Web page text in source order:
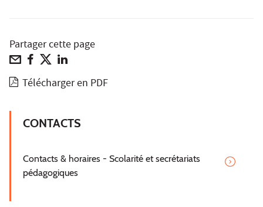
Partager cette page
Télécharger en PDF
CONTACTS
Contacts & horaires - Scolarité et secrétariats
pédagogiques